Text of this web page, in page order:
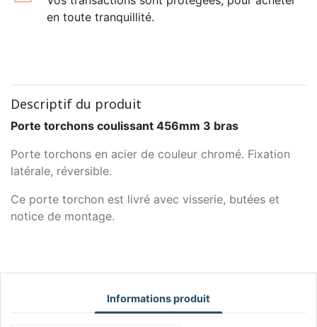
en toute tranquillité.
Descriptif du produit
Porte torchons coulissant 456mm 3 bras
Porte torchons en acier de couleur chromé. Fixation
latérale, réversible.
Ce porte torchon est livré avec visserie, butées et
notice de montage.
Informations produit